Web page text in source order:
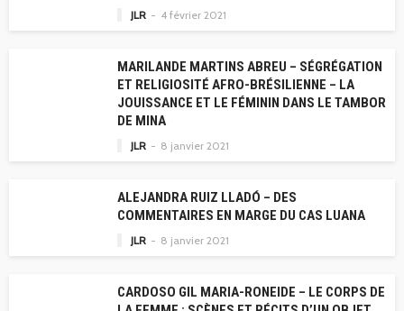
JLR 4 février 2021
MARILANDE MARTINS ABREU – SÉGRÉGATION
ET RELIGIOSITÉ AFRO-BRÉSILIENNE – LA
JOUISSANCE ET LE FÉMININ DANS LE TAMBOR
DE MINA
JLR 8 janvier 2021
ALEJANDRA RUIZ LLADÓ – DES
COMMENTAIRES EN MARGE DU CAS LUANA
JLR 8 janvier 2021
CARDOSO GIL MARIA-RONEIDE – LE CORPS DE